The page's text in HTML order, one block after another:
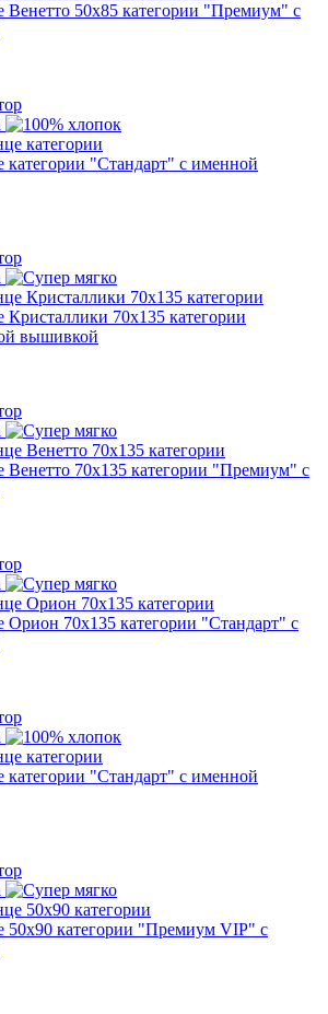
Венетто 50х85 категории "Премиум" с
категории "Стандарт" с именной
70х135 категории
вышивкой
Венетто 70х135 категории "Премиум" с
Орион 70х135 категории "Стандарт" с
категории "Стандарт" с именной
50х90 категории "Премиум VIP" с